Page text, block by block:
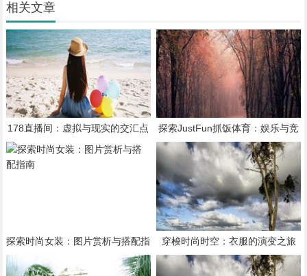
相关文章
178直播间：虚拟与现实的交汇点
探索JustFun抓饭体育：娱乐与竞
技的完美融合
探索时尚女装：图片赏析与搭配指
穿梭时尚时空：衣服的演变之旅